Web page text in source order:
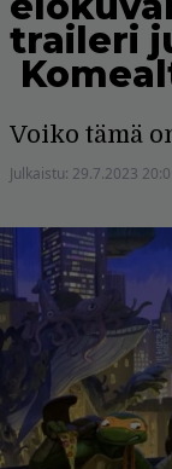
traileri
Voiko tämä
Julkaistu: 29.7.2023